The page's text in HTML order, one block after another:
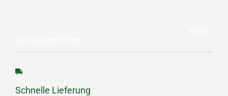
Schnelle Lieferung